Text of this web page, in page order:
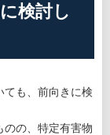
検討し
ても、前向きに検
のの、特定有害物